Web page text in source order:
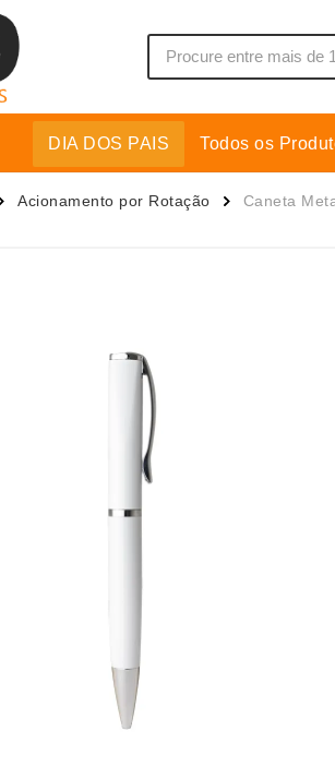
Caixas de Som
Casa
Chapéus
Chaveiros
DIA DOS PAIS Todos os
Acionamento por Rotação Caneta